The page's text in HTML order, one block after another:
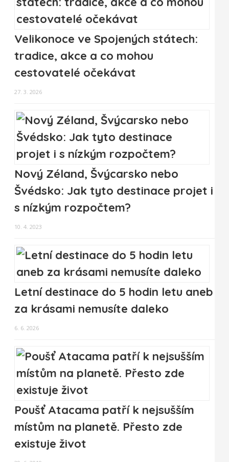
Velikonoce ve Spojených státech:
tradice, akce a co mohou
cestovatelé očekávat
27. 3. 2026
Nový Zéland, Švýcarsko nebo
Švédsko: Jak tyto destinace projet i
s nízkým rozpočtem?
10. 4. 2023
Letní destinace do 5 hodin letu aneb
za krásami nemusíte daleko
6. 6. 2026
Poušť Atacama patří k nejsušším
místům na planetě. Přesto zde
existuje život